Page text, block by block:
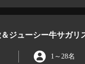
＆ジューシー牛サガ
1 ～ 28名